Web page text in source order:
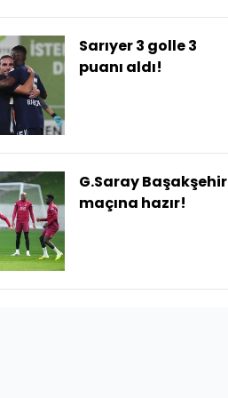
Sarıyer 3 golle 3
puanı aldı!
G.Saray Başakşehir
maçına hazır!